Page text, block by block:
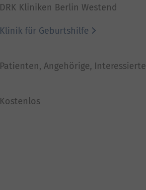
DRK Kliniken Berlin Westend
Klinik für Geburtshilfe
Patienten, Angehörige, Interessierte
Kostenlos